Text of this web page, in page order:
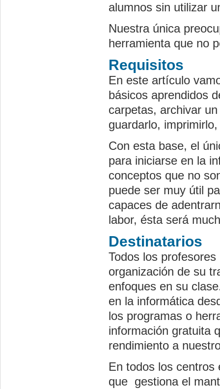
alumnos sin utilizar
Nuestra única
herramienta que no
Requisitos
En este artículo
básicos aprendidos
carpetas, archivar
guardarlo,
Con esta base, el
para iniciarse en la
conceptos que no
puede ser muy útil
capaces de
labor, ésta será
Destinatarios
Todos los
organización de su
enfoques en su
en la informática
los programas o
información gratuita
rendimiento a
En todos los
que gestiona el